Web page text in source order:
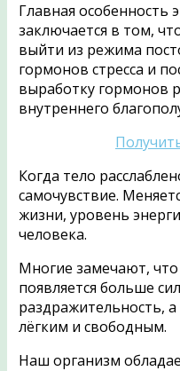
Главная особенность
заключается в том,
выйти из режима
гормонов стресса и
выработку гормонов
внутреннего
Когда тело
самочувствие.
жизни, уровень
человека.
Многие замечают, что
появляется больше
раздражительность, а
лёгким и свободным.
Наш организм